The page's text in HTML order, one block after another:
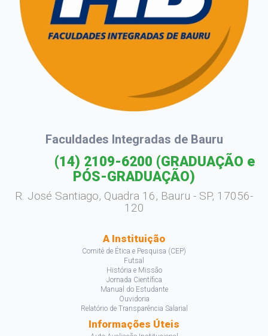
Faculdades Integradas de Bauru
(14) 2109-6200 (GRADUAÇÃO e
PÓS-GRADUAÇÃO)
R. José Santiago, Quadra 16, Bauru - SP, 17056-
120
A Instituição
Comitê de Ética e Pesquisa (CEP)
Futsal
História e Missão
Jornada Científica
Manual do Estudante
Ouvidoria
Relatório de Transparência Salarial
Informações Úteis